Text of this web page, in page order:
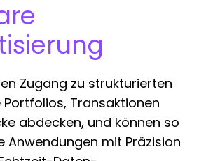
Zugang zu strukturierten
Portfolios, Transaktionen
abdecken, und können so
Anwendungen mit Präzision